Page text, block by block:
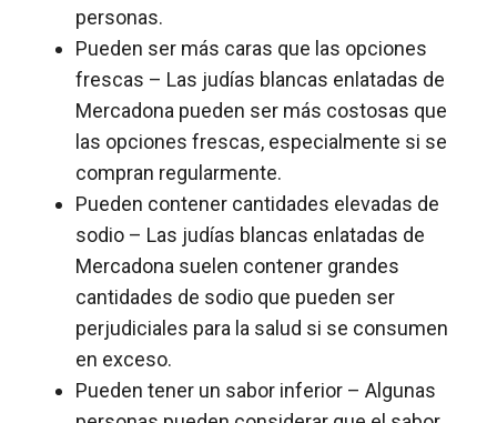
personas.
Pueden ser más caras que las opciones
frescas – Las judías blancas enlatadas de
Mercadona pueden ser más costosas que
las opciones frescas, especialmente si se
compran regularmente.
Pueden contener cantidades elevadas de
sodio – Las judías blancas enlatadas de
Mercadona suelen contener grandes
cantidades de sodio que pueden ser
perjudiciales para la salud si se consumen
en exceso.
Pueden tener un sabor inferior – Algunas